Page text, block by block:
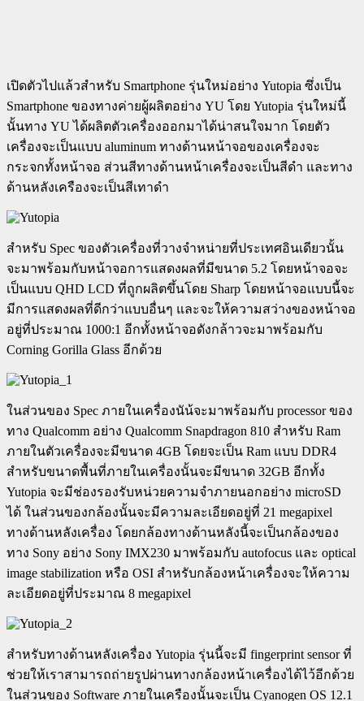
เปิดตัวไปแล้วสำหรับ Smartphone รุ่นใหม่อย่าง Yutopia ซึ่งเป็น
Smartphone ของทางค่ายผู้ผลิตอย่าง YU โดย Yutopia รุ่นใหม่นี้
นั้นทาง YU ได้ผลิตตัวเครื่องออกมาได้น่าสนใจมาก โดยตัว
เครื่องจะเป็นแบบ aluminum ทางด้านหน้าจอของเครื่องจะ
กระจกทั้งหน้าจอ ส่วนสีทางด้านหน้าเครื่องจะเป็นสีดำ และทาง
ด้านหลังเครืองจะเป็นสีเทาดำ
สำหรับ Spec ของตัวเครื่องที่วางจำหน่ายที่ประเทศอินเดียวนั้น
จะมาพร้อมกับหน้าจอการแสดงผลที่มีขนาด 5.2 โดยหน้าจอจะ
เป็นแบบ QHD LCD ที่ถูกผลิตขึ้นโดย Sharp โดยหน้าจอแบบนี้จะ
มีการแสดงผลที่ดีกว่าแบบอื่นๆ และจะให้ความสว่างของหน้าจอ
อยู่ที่ประมาณ 1000:1 อีกทั้งหน้าจอดังกล้าวจะมาพร้อมกับ
Corning Gorilla Glass อีกด้วย
ในส่วนของ Spec ภายในเครื่องนัน้จะมาพร้อมกับ processor ของ
ทาง Qualcomm อย่าง Qualcomm Snapdragon 810 สำหรับ Ram
ภายในตัวเครื่องจะมีขนาด 4GB โดยจะเป็น Ram แบบ DDR4
สำหรับขนาดพื้นที่ภายในเครื่องนั้นจะมีขนาด 32GB อีกทั้ง
Yutopia จะมีช่องรองรับหน่วยความจำภายนอกอย่าง microSD
ได้ ในส่วนของกล้องนั้นจะมีความละเอียดอยู่ที่ 21 megapixel
ทางด้านหลังเครื่อง โดยกล้องทางด้านหลังนี้จะเป็นกล้องของ
ทาง Sony อย่าง Sony IMX230 มาพร้อมกับ autofocus และ optical
image stabilization หรือ OSI สำหรับกล้องหน้าเครื่องจะให้ความ
ละเอียดอยู่ที่ประมาณ 8 megapixel
สำหรับทางด้านหลังเครื่อง Yutopia รุ่นนี้จะมี fingerprint sensor ที่
ช่วยให้เราสามารถถ่ายรูปผ่านทางกล้องหน้าเครื่องได้ไว้อีกด้วย
ในส่วนของ Software ภายในเครืองนั้นจะเป็น Cyanogen OS 12.1